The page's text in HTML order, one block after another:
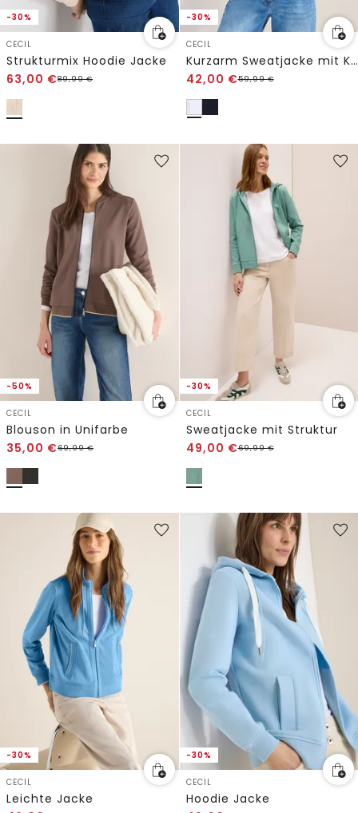
-30%
CECIL
Strukturmix Hoodie Jacke
63,00 €89,99€
-30%
CECIL
Kurzarm Sweatjacke mit Kapuze
42,00 €59,99€
-50%
CECIL
Blouson in Unifarbe
35,00 €69,99€
-30%
CECIL
Sweatjacke mit Struktur
49,00 €69,99€
-30%
CECIL
Leichte Jacke
-30%
CECIL
Hoodie Jacke